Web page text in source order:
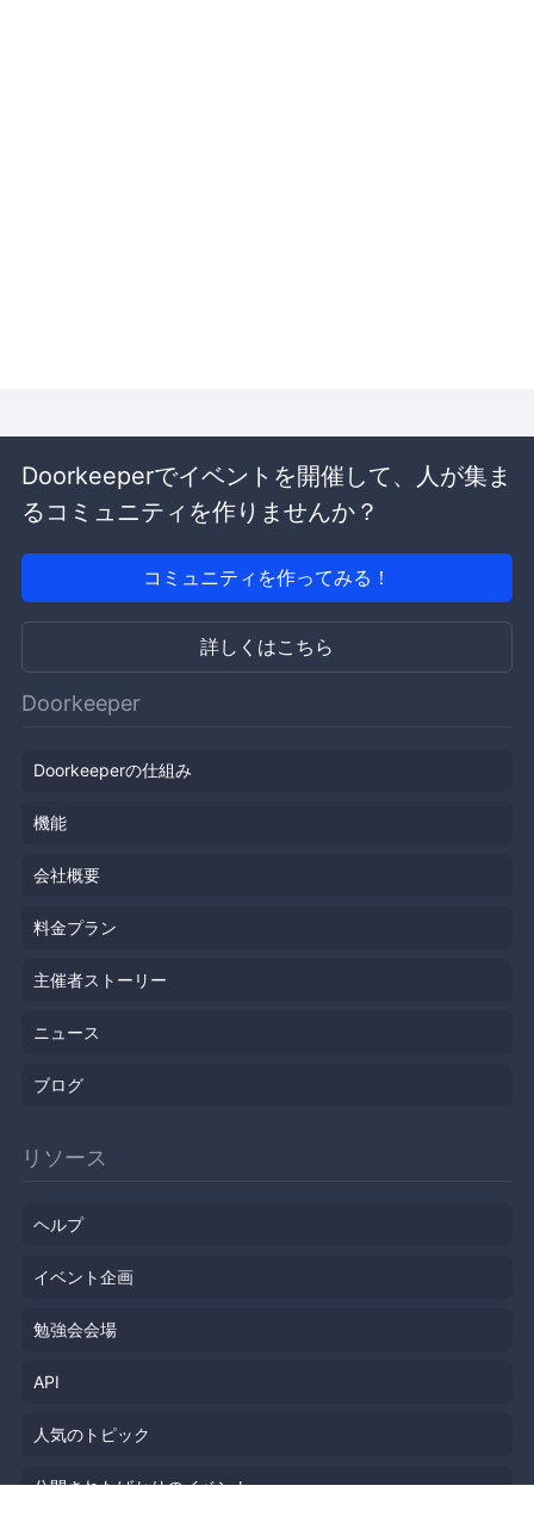
Doorkeeperでイベントを開催して、人が集ま
るコミュニティを作りませんか？
コミュニティを作ってみる！
詳しくはこちら
Doorkeeper
Doorkeeperの仕組み
機能
会社概要
料金プラン
主催者ストーリー
ニュース
ブログ
リソース
ヘルプ
イベント企画
勉強会会場
API
人気のトピック
公開されたばかりのイベント